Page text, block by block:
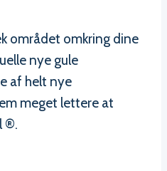
området omkring dine
nye gule
af helt nye
meget lettere at
®.